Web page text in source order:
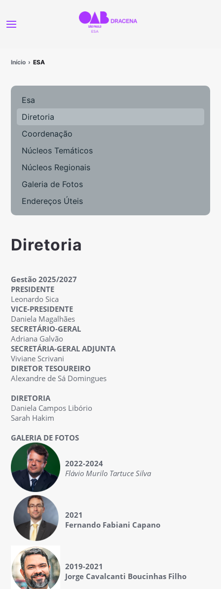
Início ESA
Esa
Diretoria
Coordenação
Núcleos Temáticos
Núcleos Regionais
Galeria de Fotos
Endereços Úteis
Diretoria
Gestão 2025/2027
PRESIDENTE
Leonardo Sica
VICE-PRESIDENTE
Daniela Magalhães
SECRETÁRIO-GERAL
Adriana Galvão
SECRETÁRIA-GERAL ADJUNTA
Viviane Scrivani
DIRETOR TESOUREIRO
Alexandre de Sá Domingues
DIRETORIA
Daniela Campos Libório
Sarah Hakim
GALERIA DE FOTOS
2022-2024
Flávio Murilo Tartuce Silva
2021
Fernando Fabiani Capano
2019-2021
Jorge Cavalcanti Boucinhas Filho